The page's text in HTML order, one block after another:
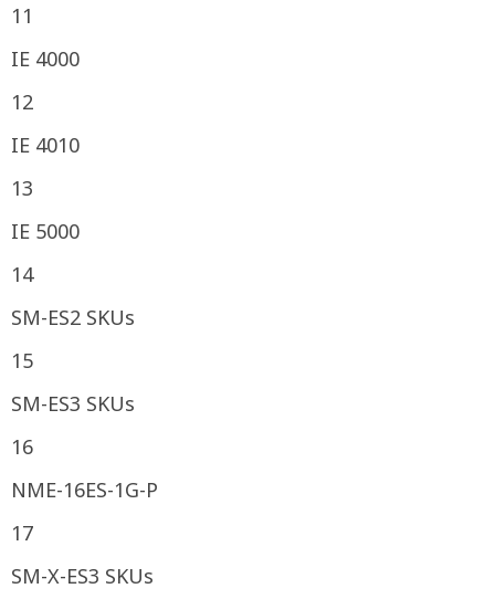
11
IE 4000
12
IE 4010
13
IE 5000
14
SM-ES2 SKUs
15
SM-ES3 SKUs
16
NME-16ES-1G-P
17
SM-X-ES3 SKUs